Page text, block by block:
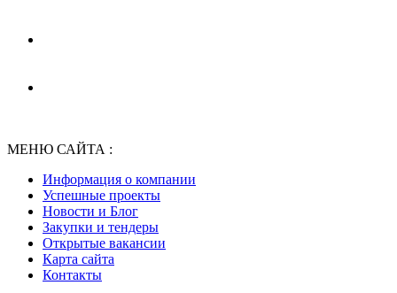
МЕНЮ САЙТА :
Информация о компании
Успешные проекты
Новости и Блог
Закупки и тендеры
Открытые вакансии
Карта сайта
Контакты